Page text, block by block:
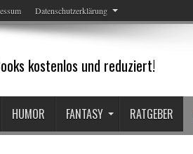
Datenschutzerklärung
kostenlos und reduziert!
HUMOR FANTASY RATGEBER